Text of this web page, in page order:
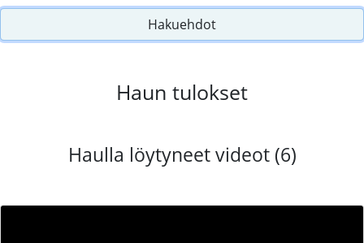
Hakuehdot
Haun tulokset
Haulla löytyneet videot (6)